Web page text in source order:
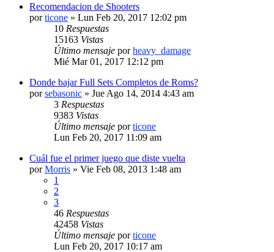
Recomendacion de Shooters
porticone » Lun Feb 20, 2017 12:02 pm
10 Respuestas
15163 Vistas
Último mensaje porheavy_damage
Mié Mar 01, 2017 12:12 pm
Donde bajar Full Sets Completos de Roms?
porsebasonic » Jue Ago 14, 2014 4:43 am
3 Respuestas
9383 Vistas
Último mensaje porticone
Lun Feb 20, 2017 11:09 am
Cuál fue el primer juego que diste vuelta
porMorris » Vie Feb 08, 2013 1:48 am
1
2
3
46 Respuestas
42458 Vistas
Último mensaje porticone
Lun Feb 20, 2017 10:17 am